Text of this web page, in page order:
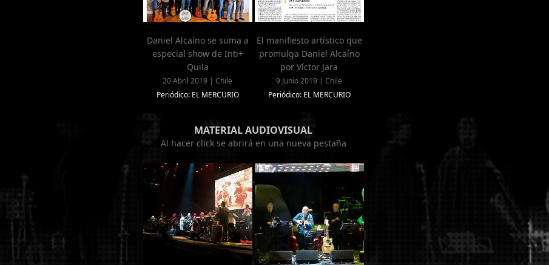
Daniel Alcaíno se suma a
especial show de Inti+
Quila
20 Abril 2019 | Chile
Periódico: EL MERCURIO
El manifiesto artístico que
promulga Daniel Alcaíno
por Víctor Jara
9 Junio 2019 | Chile
Periódico: EL MERCURIO
MATERIAL AUDIOVISUAL
Al hacer click se abrirá en una nueva pestaña